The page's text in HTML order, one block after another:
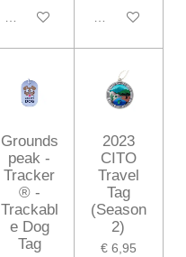
In winkelwagen In winkelwagen
Grounds
peak -
Tracker
® -
Trackabl
e Dog
Tag
2023
CITO
Travel
Tag
(Season
2)
€ 6,95